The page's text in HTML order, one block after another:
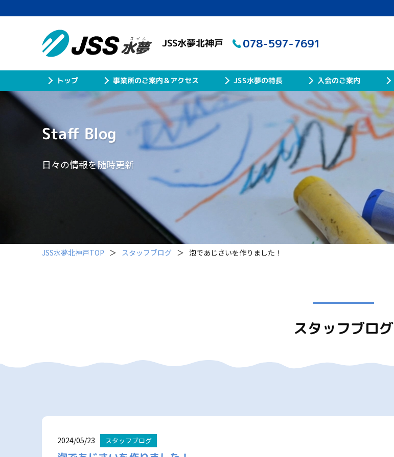
JSS水夢北神戸 078-597-7691
トップ 事業所のご案内＆アクセス JSS水夢の特長 入会のご案内
Staff Blog
日々の情報を随時更新
JSS水夢北神戸TOP ＞ スタッフブログ ＞ 泡であじさいを作りました！
スタッフブログ
2024/05/23 スタッフブログ